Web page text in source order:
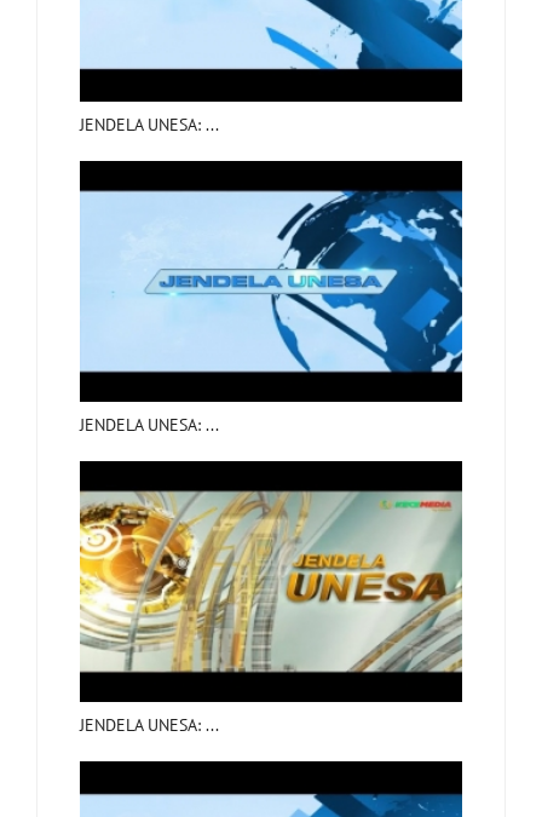
JENDELA UNESA: ...
JENDELA UNESA: ...
JENDELA UNESA: ...